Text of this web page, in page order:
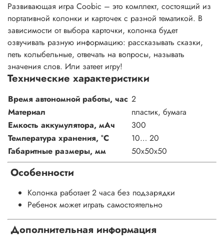
Развивающая игра Coobic – это комплект, состоящий из
портативной колонки и карточек с разной тематикой. В
зависимости от выбора карточки, колонка будет
озвучивать разную информацию: рассказывать сказки,
петь колыбельные, отвечать на вопросы, называть
значения слов. Или затеет игру!
Технические характеристики
Время автономной работы, час 2
Материал
пластик, бумага
Емкость аккумулятора, мАч
300
Температура хранения, °С
10… 20
Габаритные размеры, мм
50х50х50
Особенности
Колонка работает 2 часа без подзарядки
Ребенок может играть самостоятельно
Дополнительная информация